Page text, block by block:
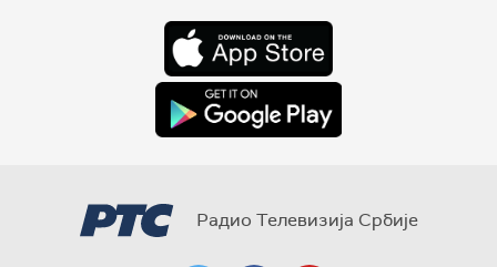
Радио Телевизија Србије